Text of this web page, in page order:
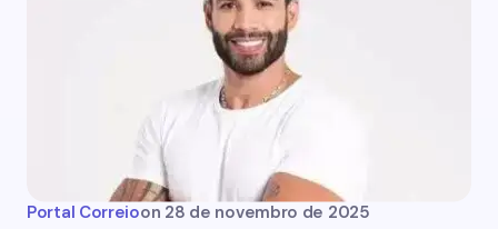
Portal Correioon 28 de novembro de 2025